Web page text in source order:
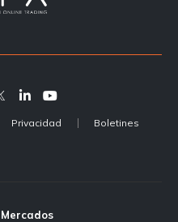
Privacidad Boletines
Mercados